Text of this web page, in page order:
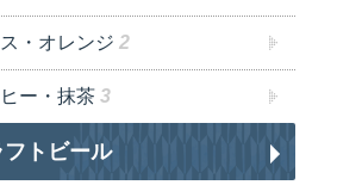
・オレンジ 2
ー・抹茶 3
フトビール